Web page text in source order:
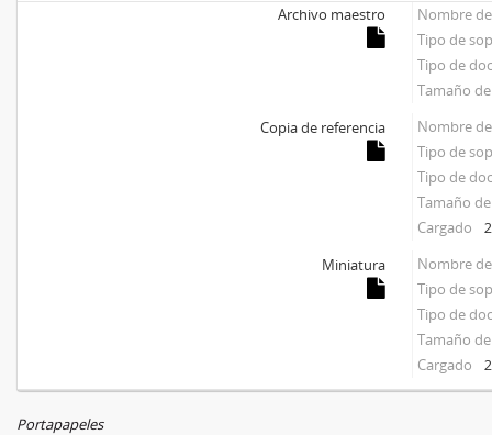
Archivo maestro
Nombre
Tipo de
Tipo de
Tamaño
Copia de referencia
Nombre
Tipo de
Tipo de
Tamaño
Cargado
Miniatura
Nombre
Tipo de
Tipo de
Tamaño
Cargado
Portapapeles